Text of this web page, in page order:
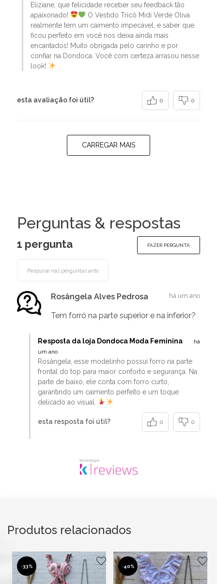
Eliziane, que felicidade receber seu feedback tão
apaixonado!
O Vestido Tricô Midi Verde Oliva
realmente tem um caimento impecável, e saber que
ficou perfeito em você nos deixa ainda mais
encantados! Muito obrigada pelo carinho e por
confiar na Dondoca. Você com certeza arrasou nesse
look!
esta avaliação foi útil? 0 0
CARREGAR MAIS
Perguntas & respostas
1 pergunta FAZER PERGUNTA
Rosângela Alves Pedrosa há um ano
Tem forró na parte superior e na inferior?
Resposta da loja Dondoca Moda Feminina
há
um ano
Rosângela, esse modelinho possui forro na parte
frontal do top para maior conforto e segurança. Na
parte de baixo, ele conta com forro curto,
garantindo um caimento perfeito e um toque
delicado ao visual.
esta resposta foi útil? 0 0
Produtos relacionados
-33% -40%